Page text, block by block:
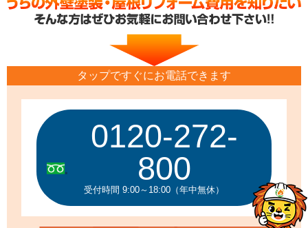
タップですぐにお電話できます
0120-272-
800
受付時間 9:00～18:00（年中無休）